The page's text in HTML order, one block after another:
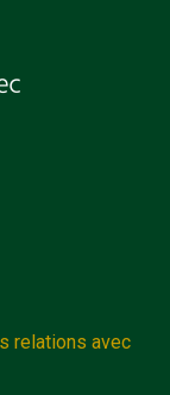
relations avec